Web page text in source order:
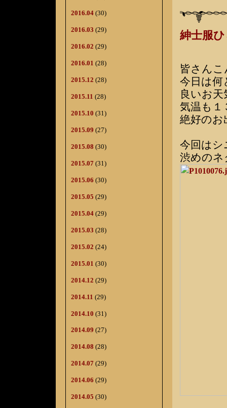
2016.04 (30)
2016.03 (29)
2016.02 (29)
2016.01 (28)
2015.12 (28)
2015.11 (28)
2015.10 (31)
2015.09 (27)
2015.08 (30)
2015.07 (31)
2015.06 (30)
2015.05 (29)
2015.04 (29)
2015.03 (28)
2015.02 (24)
2015.01 (30)
2014.12 (29)
2014.11 (29)
2014.10 (31)
2014.09 (27)
2014.08 (28)
2014.07 (29)
2014.06 (29)
2014.05 (30)
紳士服
皆さん
今日は何
良いお
気温も１
絶好のお
今回はシ
渋めのネ